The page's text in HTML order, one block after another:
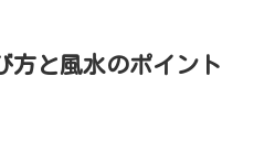
方と風水のポイント